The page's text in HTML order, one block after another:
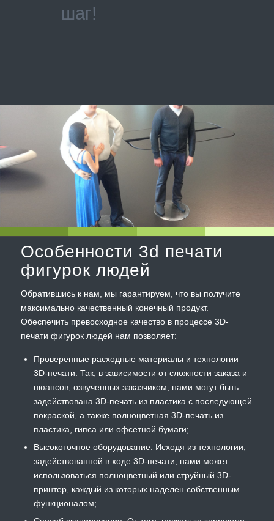
шаг!
Особенности 3d печати
фигурок людей
Обратившись к нам, мы гарантируем, что вы получите
максимально качественный конечный продукт.
Обеспечить превосходное качество в процессе 3D-
печати фигурок людей нам позволяет:
Проверенные расходные материалы и технологии
3D-печати. Так, в зависимости от сложности заказа и
нюансов, озвученных заказчиком, нами могут быть
задействована 3D-печать из пластика с последующей
покраской, а также полноцветная 3D-печать из
пластика, гипса или офсетной бумаги;
Высокоточное оборудование. Исходя из технологии,
задействованной в ходе 3D-печати, нами может
использоваться полноцветный или струйный 3D-
принтер, каждый из которых наделен собственным
функционалом;